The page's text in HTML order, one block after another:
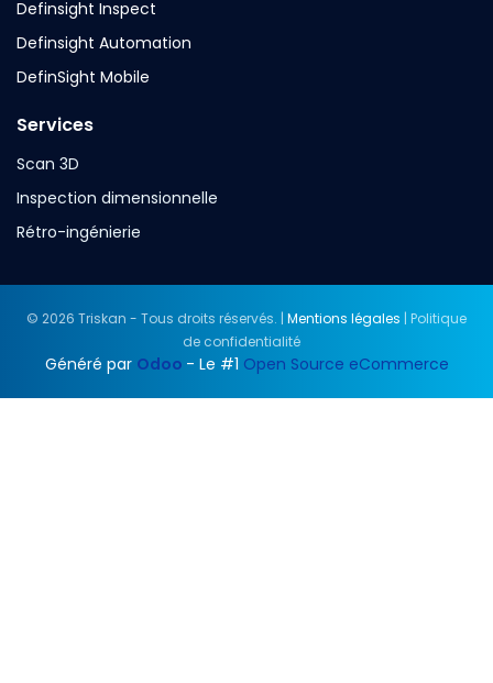
Definsight Inspect
Definsight Automation
DefinSight Mobile
Services
Scan 3D
Inspection dimensionnelle
Rétro-ingénierie
© 2026 Triskan - Tous droits réservés. | Mentions légales | Politique
de confidentialité
Généré par Odoo - Le #1 Open Source eCommerce